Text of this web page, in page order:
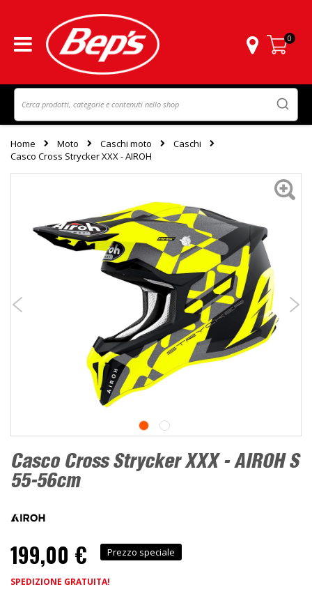
Carrello
0
Home Moto Caschi moto
Caschi
Casco Cross Strycker XXX - AIROH
Casco Cross Strycker XXX - AIROH S
55-56cm
199,00 € Prezzo speciale
SPEDIZIONE GRATUITA!